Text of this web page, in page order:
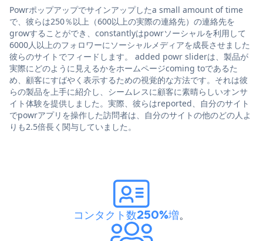
Powrポップアップでサインアップしたa small amount of time
で、彼らは250％以上（600以上の実際の連絡先）の連絡先を
growすることができ、constantlyはpowrソーシャルを利用して
6000人以上のフォロワーにソーシャルメディアを成長させました
彼らのサイトでフィードします。 added powr sliderは、製品が
実際にどのように見えるかをホームページcoming toであるた
め、顧客にすばやく表示するための視覚的な方法です。それは彼
らの製品を上手に紹介し、シームレスに顧客に素晴らしいオンサ
イト体験を提供しました。実際、彼らはreported、自分のサイト
でpowrアプリを操作した訪問者は、自分のサイトの他のどの人よ
りも2.5倍長く関与していました。
コンタクト数250%増。